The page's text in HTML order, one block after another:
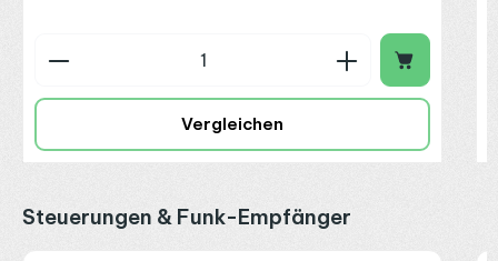
Produkt Anzahl: Gib den gewünschten Wert
Vergleichen
Produktgalerie überspringen
Steuerungen & Funk-Empfänger